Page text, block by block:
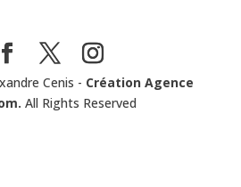
Cenis - Création Agence
All Rights Reserved